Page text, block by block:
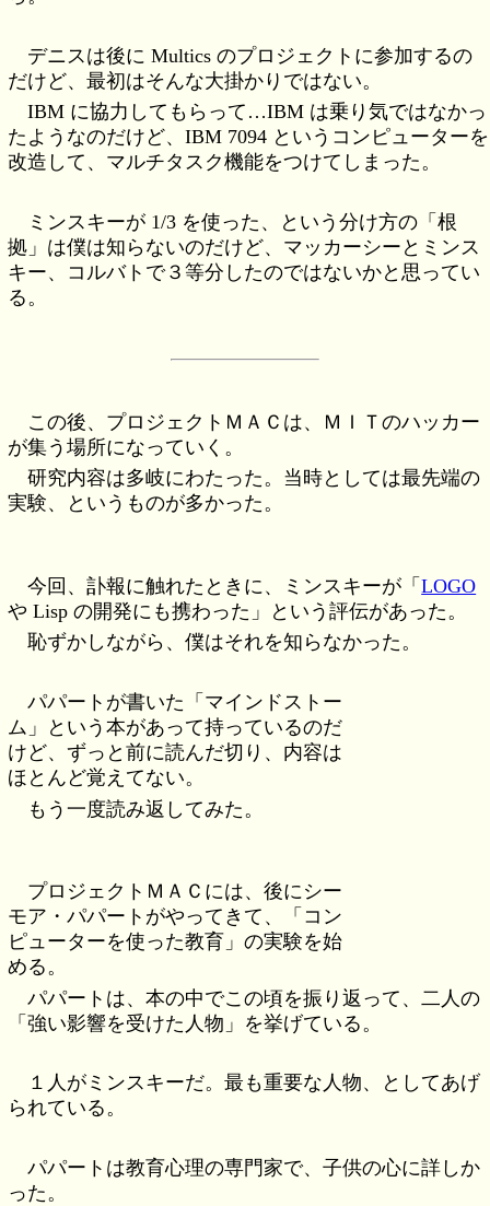
デニスは後に Multics のプロジェクトに参加するの
だけど、最初はそんな大掛かりではない。
IBM に協力してもらって…IBM は乗り気ではなかっ
たようなのだけど、IBM 7094 というコンピューターを
改造して、マルチタスク機能をつけてしまった。
ミンスキーが 1/3 を使った、という分け方の「根
拠」は僕は知らないのだけど、マッカーシーとミンス
キー、コルバトで３等分したのではないかと思ってい
る。
この後、プロジェクトＭＡＣは、ＭＩＴのハッカー
が集う場所になっていく。
研究内容は多岐にわたった。当時としては最先端の
実験、というものが多かった。
今回、訃報に触れたときに、ミンスキーが「LOGO
や Lisp の開発にも携わった」という評伝があった。
恥ずかしながら、僕はそれを知らなかった。
パパートが書いた「マインドストー
ム」という本があって持っているのだ
けど、ずっと前に読んだ切り、内容は
ほとんど覚えてない。
もう一度読み返してみた。
プロジェクトＭＡＣには、後にシー
モア・パパートがやってきて、「コン
ピューターを使った教育」の実験を始
める。
パパートは、本の中でこの頃を振り返って、二人の
「強い影響を受けた人物」を挙げている。
１人がミンスキーだ。最も重要な人物、としてあげ
られている。
パパートは教育心理の専門家で、子供の心に詳しか
った。